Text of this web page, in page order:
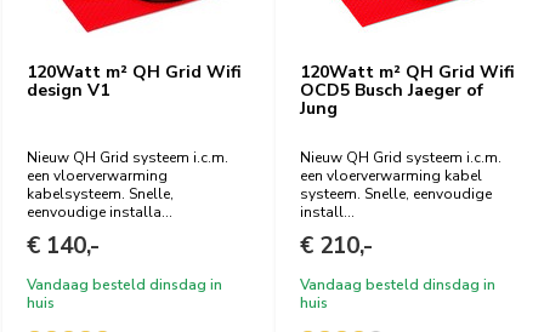
120Watt m² QH Grid Wifi
design V1
Nieuw QH Grid systeem i.c.m.
een vloerverwarming
kabelsysteem. Snelle,
eenvoudige installa...
€ 140,-
Vandaag besteld dinsdag in
huis
120Watt m² QH Grid Wifi
OCD5 Busch Jaeger of
Jung
Nieuw QH Grid systeem i.c.m.
een vloerverwarming kabel
systeem. Snelle, eenvoudige
install...
€ 210,-
Vandaag besteld dinsdag in
huis